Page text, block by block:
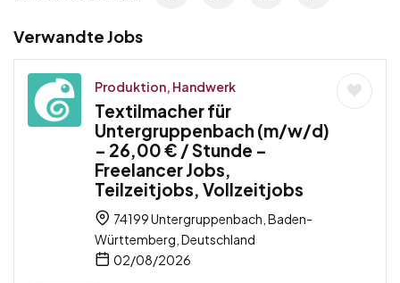
Verwandte Jobs
Produktion, Handwerk
Textilmacher für
Untergruppenbach (m/w/d)
– 26,00 € / Stunde –
Freelancer Jobs,
Teilzeitjobs, Vollzeitjobs
74199 Untergruppenbach, Baden-
Württemberg, Deutschland
02/08/2026